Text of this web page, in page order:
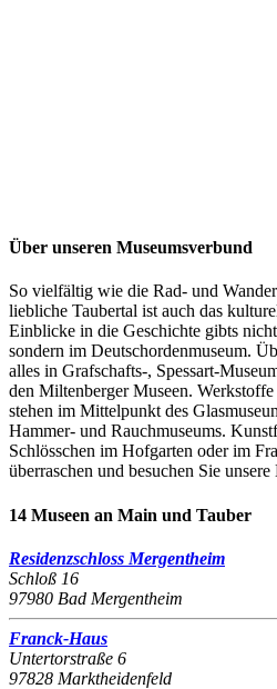
Über unseren Museumsverbund
So vielfältig wie die Rad- und
liebliche Taubertal ist auch das
Einblicke in die Geschichte gibts
sondern im Deutschordenmuseum.
alles in Grafschafts-, Spessart-
den Miltenberger Museen.
stehen im Mittelpunkt des
Hammer- und Rauchmuseums.
Schlösschen im Hofgarten oder im
überraschen und besuchen Sie unsere
14 Museen an Main und Tauber
Residenzschloss Mergentheim
Schloß 16
97980 Bad Mergentheim
Franck-Haus
Untertorstraße 6
97828 Marktheidenfeld